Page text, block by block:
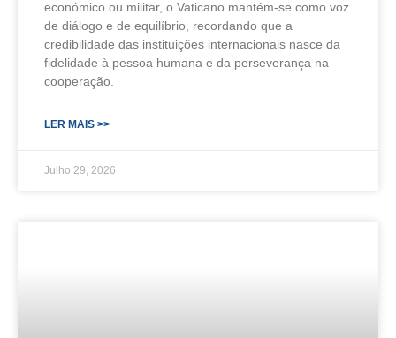
económico ou militar, o Vaticano mantém-se como voz
de diálogo e de equilíbrio, recordando que a
credibilidade das instituições internacionais nasce da
fidelidade à pessoa humana e da perseverança na
cooperação.
LER MAIS >>
Julho 29, 2026